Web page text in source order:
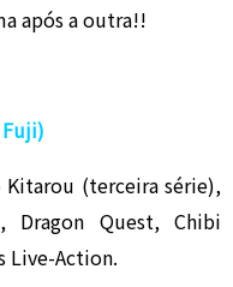
após a outra!!
Kitarou (terceira série),
Dragon Quest, Chibi
Live-Action.